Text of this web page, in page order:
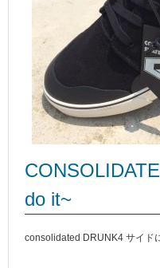
do it~
consolidated DRUNK4 サイド